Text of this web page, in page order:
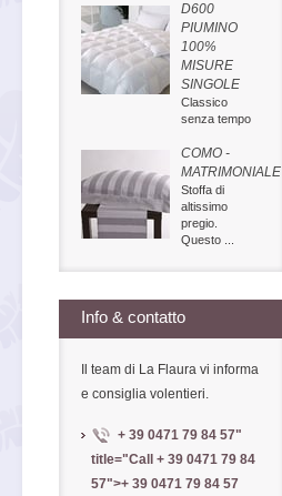
D600
PIUMINO
100%
MISURE
SINGOLE
Classico
senza tempo
COMO -
MATRIMONIALE
Stoffa di
altissimo
pregio.
Questo ...
Info & contatto
Il team di La Flaura vi informa
e consiglia volentieri.
+ 39 0471 79 84 57"
title="Call + 39 0471 79 84
57">+ 39 0471 79 84 57